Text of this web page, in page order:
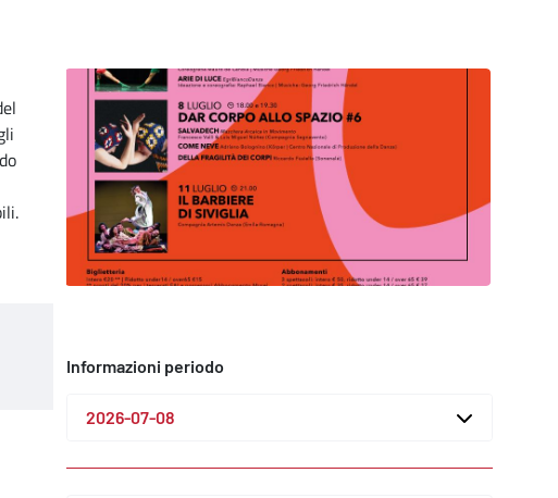
Informazioni periodo
2026-07-08